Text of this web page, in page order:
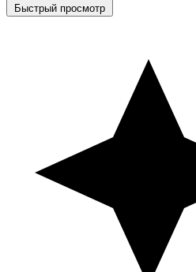
Быстрый просмотр